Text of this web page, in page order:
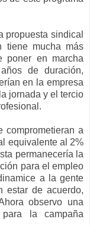
propuesta sindical
tiene mucha más
poner en marcha
de duración,
en la empresa
jornada y el tercio
comprometieran a
equivalente al 2%
permanecería la
para el empleo
a la gente
estar de acuerdo,
observo una
la campaña